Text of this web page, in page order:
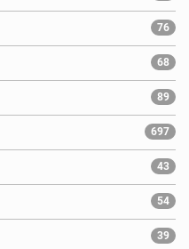
76
68
89
697
43
54
39